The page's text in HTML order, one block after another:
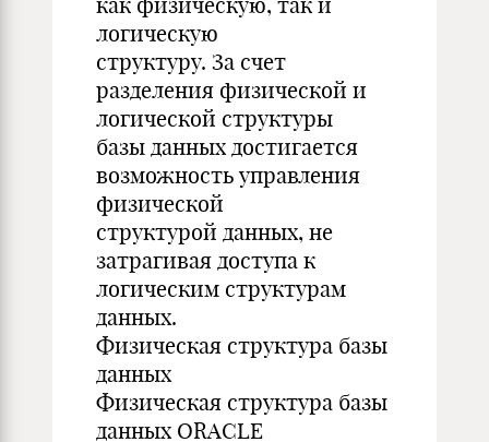
логическую
структуру. За счет
разделения физической и
логической структуры
базы данных достигается
возможность управления
физической
структурой данных, не
затрагивая доступа к
логическим структурам
данных.
Физическая структура базы
данных
Физическая структура базы
данных ORACLE